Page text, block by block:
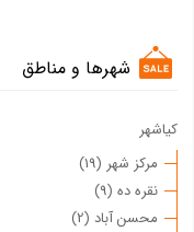
شهرها و مناطق
کیاشهر
مرکز شهر (19)
نقره ده (9)
محسن آباد (2)